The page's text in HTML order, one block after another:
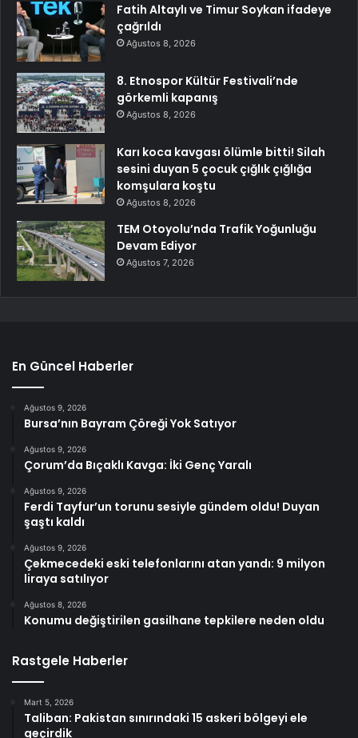
Fatih Altaylı ve Timur Soykan ifadeye
çağrıldı
Ağustos 8, 2026
8. Etnospor Kültür Festivali’nde
görkemli kapanış
Ağustos 8, 2026
Karı koca kavgası ölümle bitti! Silah
sesini duyan 5 çocuk çığlık çığlığa
komşulara koştu
Ağustos 8, 2026
TEM Otoyolu’nda Trafik Yoğunluğu
Devam Ediyor
Ağustos 7, 2026
En Güncel Haberler
Ağustos 9, 2026
Bursa’nın Bayram Çöreği Yok Satıyor
Ağustos 9, 2026
Çorum’da Bıçaklı Kavga: İki Genç Yaralı
Ağustos 9, 2026
Ferdi Tayfur’un torunu sesiyle gündem oldu! Duyan
şaştı kaldı
Ağustos 9, 2026
Çekmecedeki eski telefonlarını atan yandı: 9 milyon
liraya satılıyor
Ağustos 8, 2026
Konumu değiştirilen gasilhane tepkilere neden oldu
Rastgele Haberler
Mart 5, 2026
Taliban: Pakistan sınırındaki 15 askeri bölgeyi ele
geçirdik